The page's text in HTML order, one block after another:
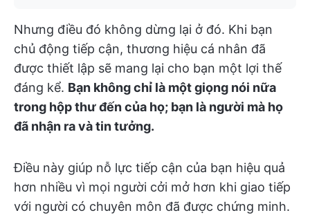
Nhưng điều đó không dừng lại ở đó. Khi bạn
chủ động tiếp cận, thương hiệu cá nhân đã
được thiết lập sẽ mang lại cho bạn một lợi thế
đáng kể. Bạn không chỉ là một giọng nói nữa
trong hộp thư đến của họ; bạn là người mà họ
đã nhận ra và tin tưởng.
Điều này giúp nỗ lực tiếp cận của bạn hiệu quả
hơn nhiều vì mọi người cởi mở hơn khi giao tiếp
với người có chuyên môn đã được chứng minh.